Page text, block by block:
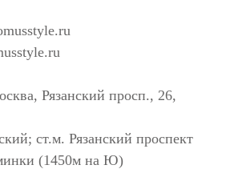
Рязанский просп., 26,
ст.м. Рязанский проспект
(1450м на Ю)